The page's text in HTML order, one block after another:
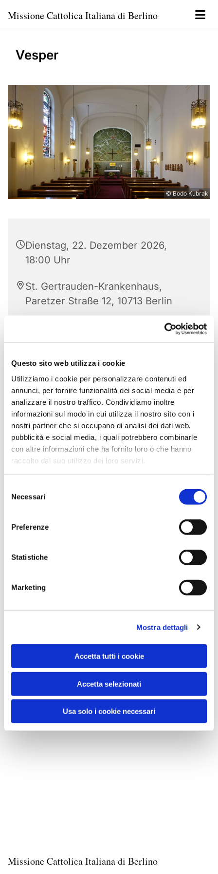
Questo sito web utilizza i cookie
Utilizziamo i cookie per personalizzare contenuti ed
annunci, per fornire funzionalità dei social media e per
analizzare il nostro traffico. Condividiamo inoltre
informazioni sul modo in cui utilizza il nostro sito con i
nostri partner che si occupano di analisi dei dati web,
pubblicità e social media, i quali potrebbero combinarle
con altre informazioni che ha fornito loro o che hanno
raccolto dal suo utilizzo dei loro servizi.
delNecessari
Preferenze
Statistiche
Marketing
Mostra dettagli
Accetta tutti i cookie
Accetta selezionati
Usa solo i cookie necessari
Missione Cattolica Italiana di Berlino
Vesper
© Bodo Kubrak
Dienstag, 22. Dezember 2026,
18:00 Uhr
St. Gertrauden-Krankenhaus,
Paretzer Straße 12, 10713 Berlin
Missione Cattolica Italiana di Berlino